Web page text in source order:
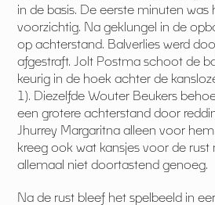
in de basis. De eerste minuten was
voorzichtig. Na geklungel in de
op achterstand. Balverlies werd
afgestraft. Jolt Postma schoot de
keurig in de hoek achter de
1). Diezelfde Wouter Beukers
een grotere achterstand door
Jhurrey Margaritna alleen voor
kreeg ook wat kansjes voor de rust
allemaal niet doortastend genoeg.
Na de rust bleef het spelbeeld in